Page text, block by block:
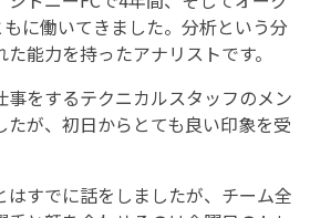
に働いてきました。分析という分
能力を持ったアナリストです。
をするテクニカルスタッフのメン
たが、初日からとても良い印象を受
はすでに話をしましたが、チーム全